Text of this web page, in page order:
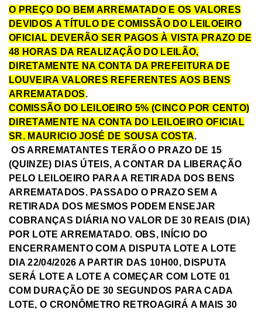
O PREÇO DO BEM ARREMATADO E OS VALORES
DEVIDOS A TÍTULO DE COMISSÃO DO LEILOEIRO
OFICIAL DEVERÃO SER PAGOS À VISTA PRAZO DE
48 HORAS DA REALIZAÇÃO DO LEILÃO,
DIRETAMENTE NA CONTA DA PREFEITURA DE
LOUVEIRA VALORES REFERENTES AOS BENS
ARREMATADOS.
COMISSÃO DO LEILOEIRO 5% (CINCO POR CENTO)
DIRETAMENTE NA CONTA DO LEILOEIRO OFICIAL
SR. MAURICIO JOSÉ DE SOUSA COSTA.
OS ARREMATANTES TERÃO O PRAZO DE 15
(QUINZE) DIAS ÚTEIS, A CONTAR DA LIBERAÇÃO
PELO LEILOEIRO PARA A RETIRADA DOS BENS
ARREMATADOS. PASSADO O PRAZO SEM A
RETIRADA DOS MESMOS PODEM ENSEJAR
COBRANÇAS DIÁRIA NO VALOR DE 30 REAIS (DIA)
POR LOTE ARREMATADO. OBS, INÍCIO DO
ENCERRAMENTO COM A DISPUTA LOTE A LOTE
DIA 22/04/2026 A PARTIR DAS 10H00, DISPUTA
SERÁ LOTE A LOTE A COMEÇAR COM LOTE 01
COM DURAÇÃO DE 30 SEGUNDOS PARA CADA
LOTE, O CRONÔMETRO RETROAGIRÁ A MAIS 30